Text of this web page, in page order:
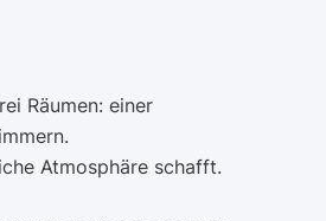
Räumen: einer
Atmosphäre schafft.